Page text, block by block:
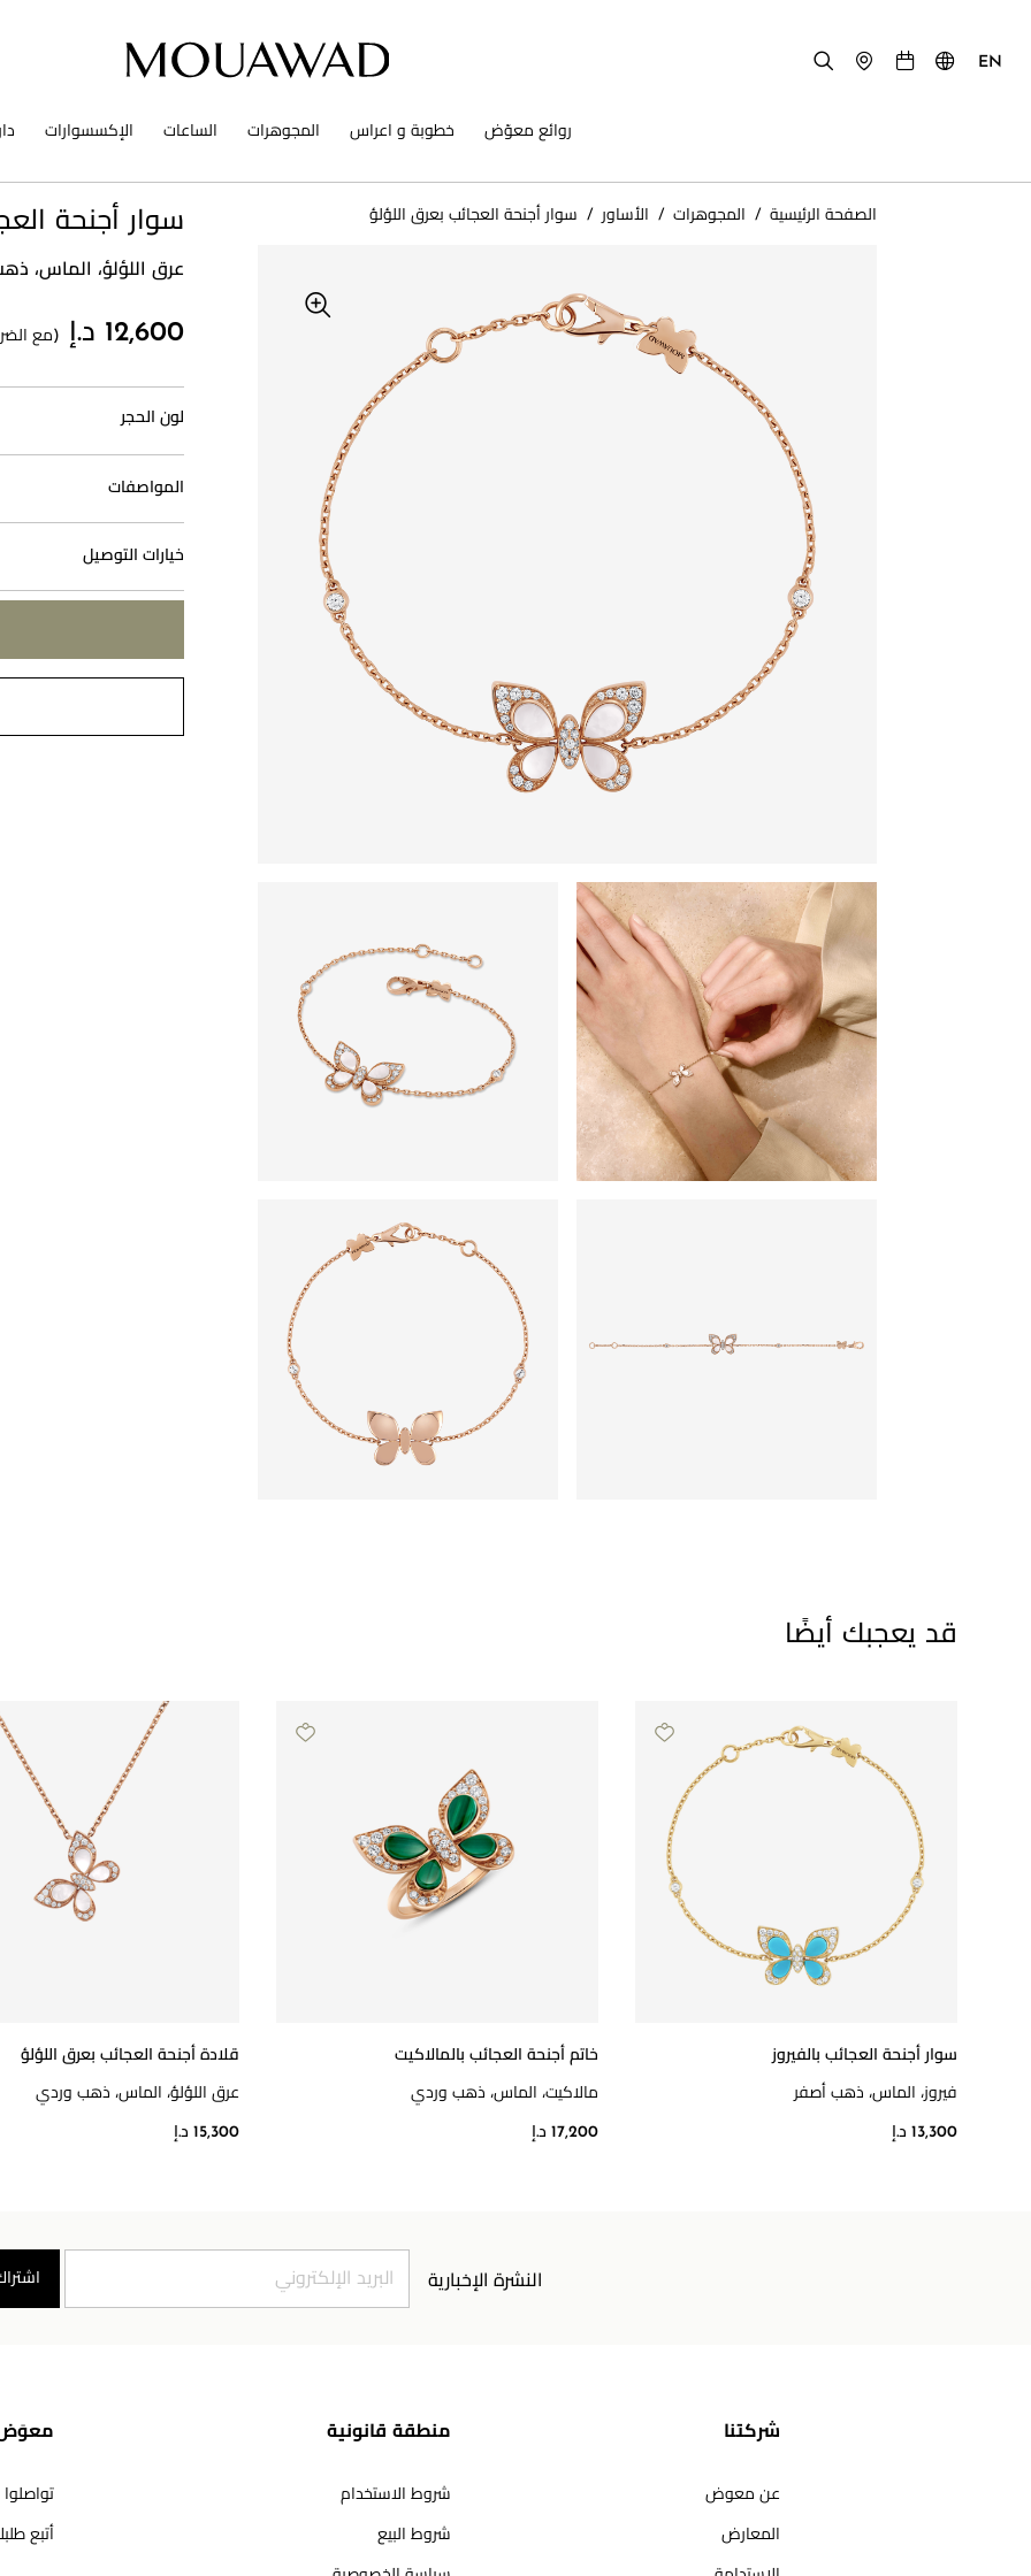
EN
روائع معوّض خطوبة و اعراس المجوهرات الساعات الإكسسوارات
الصفحة الرئيسية / المجوهرات / الأساور / سوار أجنحة العجائب بعرق اللؤلؤ سوار أجنحة
عرق اللؤلؤ، الماس،
12,600 د.إ (مع
لون الحجر
المواصفات
خيارات التوصيل
قد يعجبك أيضًا
سوار أجنحة العجائب بالفيروز
فيروز، الماس، ذهب أصفر
13,300 د.إ
خاتم أجنحة العجائب بالمالاكيت
مالاكيت، الماس، ذهب وردي
17,200 د.إ
قلادة أجنحة العجائب بعرق اللؤلؤ
عرق اللؤلؤ، الماس، ذهب وردي
15,300 د.إ
النشرة الإخبارية
شركتنا
عن معوض
المعارض
منطقة قانونية
شروط الاستخدام
شروط البيع
معوَض
تواصلوا
أتبع